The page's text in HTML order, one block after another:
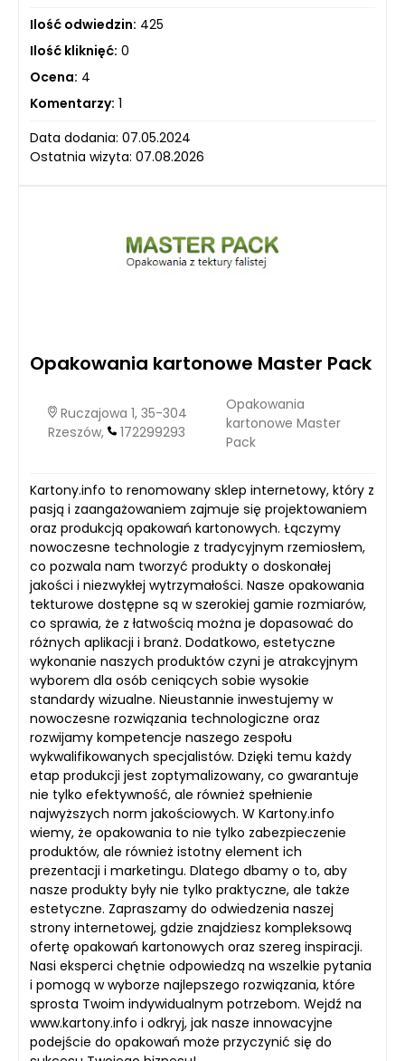
Ilość odwiedzin: 425
Ilość kliknięć: 0
Ocena: 4
Komentarzy: 1
Data dodania: 07.05.2024
Ostatnia wizyta: 07.08.2026
Opakowania kartonowe Master Pack
Ruczajowa 1, 35-304
Rzeszów,
172299293
Opakowania
kartonowe Master
Pack
Kartony.info to renomowany sklep internetowy, który z
pasją i zaangażowaniem zajmuje się projektowaniem
oraz produkcją opakowań kartonowych. Łączymy
nowoczesne technologie z tradycyjnym rzemiosłem,
co pozwala nam tworzyć produkty o doskonałej
jakości i niezwykłej wytrzymałości. Nasze opakowania
tekturowe dostępne są w szerokiej gamie rozmiarów,
co sprawia, że z łatwością można je dopasować do
różnych aplikacji i branż. Dodatkowo, estetyczne
wykonanie naszych produktów czyni je atrakcyjnym
wyborem dla osób ceniących sobie wysokie
standardy wizualne. Nieustannie inwestujemy w
nowoczesne rozwiązania technologiczne oraz
rozwijamy kompetencje naszego zespołu
wykwalifikowanych specjalistów. Dzięki temu każdy
etap produkcji jest zoptymalizowany, co gwarantuje
nie tylko efektywność, ale również spełnienie
najwyższych norm jakościowych. W Kartony.info
wiemy, że opakowania to nie tylko zabezpieczenie
produktów, ale również istotny element ich
prezentacji i marketingu. Dlatego dbamy o to, aby
nasze produkty były nie tylko praktyczne, ale także
estetyczne. Zapraszamy do odwiedzenia naszej
strony internetowej, gdzie znajdziesz kompleksową
ofertę opakowań kartonowych oraz szereg inspiracji.
Nasi eksperci chętnie odpowiedzą na wszelkie pytania
i pomogą w wyborze najlepszego rozwiązania, które
sprosta Twoim indywidualnym potrzebom. Wejdź na
www.kartony.info i odkryj, jak nasze innowacyjne
podejście do opakowań może przyczynić się do